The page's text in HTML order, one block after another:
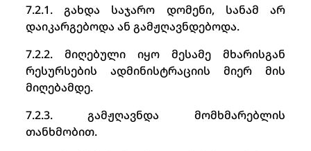
7.2.1. გახდა საჯარო დომენი, სანამ არ
დაიკარგებოდა ან გამჟღავნდებოდა.
7.2.2. მიღებული იყო მესამე მხარისგან
რესურსების ადმინისტრაციის მიერ მის
მიღებამდე.
7.2.3. გამჟღავნდა მომხმარებლის
თანხმობით.